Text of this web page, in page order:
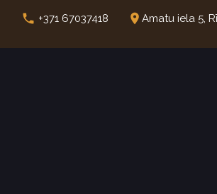
call +371 67037418 place Amatu iela 5,